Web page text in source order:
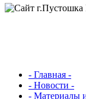
- Главная -
- Новости -
- Материалы